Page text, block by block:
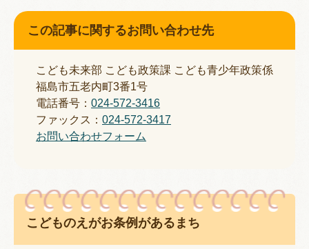
この記事に関するお問い合わせ先
こども未来部 こども政策課 こども青少年政策係
福島市五老内町3番1号
電話番号： 024-572-3416
ファックス： 024-572-3417
お問い合わせフォーム
こどものえがお条例があるまち